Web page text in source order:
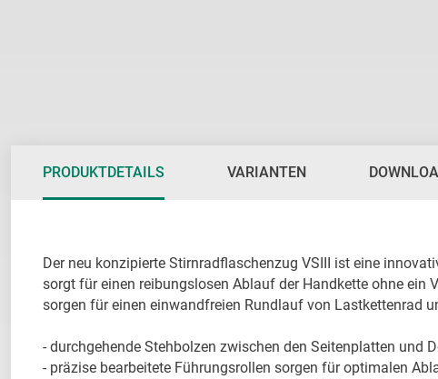
PRODUKTDETAILS
Der neu konzipierte Stirnradflaschenzug VSIII ist eine
sorgt für einen reibungslosen Ablauf der Handkette ohne ein
sorgen für einen einwandfreien Rundlauf von Lastkettenrad
- durchgehende Stehbolzen zwischen den Seitenplatten und
- präzise bearbeitete Führungsrollen sorgen für optimalen
VARIANTEN